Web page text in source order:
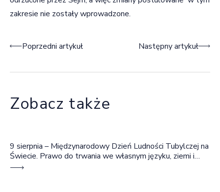
zakresie nie zostały wprowadzone.
Nawigacja wpisu
Poprzedni artykuł Następny artykuł
Zobacz także
9 sierpnia – Międzynarodowy Dzień Ludności Tubylczej na
Świecie. Prawo do trwania we własnym języku, ziemi i
wspólnocie